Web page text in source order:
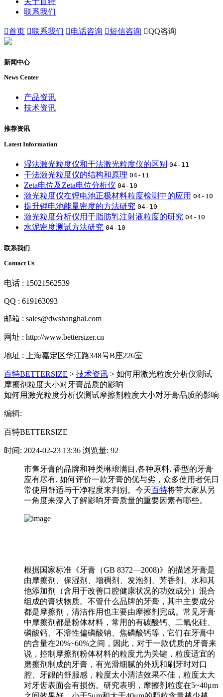
联系我们
首页 联系我们 电话咨询 短信咨询 QQ咨询
新闻中心
News Center
产品资讯
技术资讯
推荐资讯
Latest Information
湿法激光粒度仪和干法激光粒度仪的区别 04-11
干法激光粒度仪的结构和原理 04-11
Zeta电位及Zeta电位分析仪 04-10
激光粒度仪在锂电池正极材料粒度检测中的应用 04-10
提升锂电池能量密度的方法研究 04-10
激光粒度分析仪用于脂肪乳注射液粒度的研究 04-10
水泥密度测试方法研究 04-10
联系我们
Contact Us
电话 : 15021562539
QQ : 619163093
邮箱 : sales@dwshanghai.com
网址 : http://www.bettersizer.cn
地址 : 上海嘉定区华江路348号B座226室
百特BETTERSIZE > 技术资讯 > 如何用激光粒度分析仪测试
摩擦剂粒度大小对牙膏品质的影响
如何用激光粒度分析仪测试摩擦剂粒度大小对牙膏品质的影响
编辑:
百特BETTERSIZE
时间: 2024-02-23 13:36 浏览量: 92
市售牙膏的品牌和种类琳琅满目,各种原料､香型的牙膏
应有尽有, 如何评价一款牙膏的优与劣，众多使用者凭日
常使用舒适与干净程度来判别。今天百特将带大家从另
一角度来深入了解影响牙膏质量的重要因素有哪些。
根据国家标准《牙膏（GB 8372—2008)》的描述牙膏是
由摩擦剂、保湿剂、增稠剂、发泡剂、芳香剂、水和其
他添加剂（含用于改善口腔健康状况的功效成分）混合
组成的膏状物质。不管什么品牌的牙膏，其中主要成分
都是摩擦剂，清洁作用也主要由摩擦剂完成。常见牙膏
中摩擦剂都是粉体材料，常用的有碳酸钙、二氧化硅、
磷酸钙、不溶性偏磷酸钠、焦磷酸钙等，它们在牙膏中
的含量在20%~60%之间，因此，对于一款优质的牙膏来
说，控制摩擦剂粉体材料的粒度尤为关键，粒度适宜的
磨擦剂制成的牙膏，有光滑细腻的外观和刷牙时对口
腔、牙龈的舒服感，粒度太小清洁效果不佳，粒度太大
对牙齿表面会有损伤。研究表明，摩擦剂粒度在5~40μm